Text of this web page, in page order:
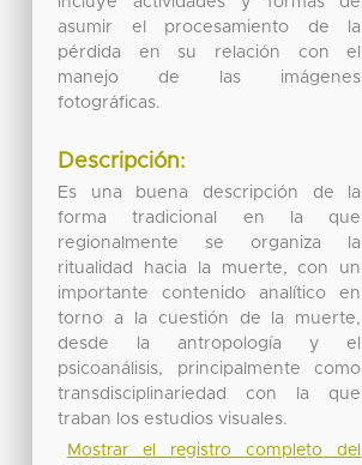
asumir el procesamiento de la
pérdida en su relación con el
manejo de las imágenes
fotográficas.
Descripción:
Es una buena descripción de la
forma tradicional en la que
regionalmente se organiza la
ritualidad hacia la muerte, con un
importante contenido analítico en
torno a la cuestión de la muerte,
desde la antropología y el
psicoanálisis, principalmente como
transdisciplinariedad con la que
traban los estudios visuales.
Mostrar el registro completo del